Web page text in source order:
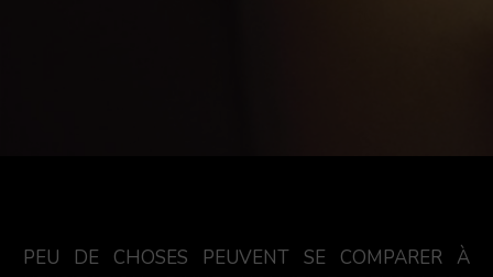
PEU DE CHOSES PEUVENT SE COMPARER À